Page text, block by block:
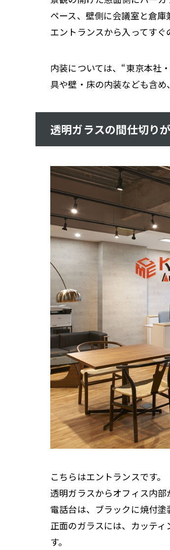
ペース、壁側に会議室と倉庫
エントランスから入ってすぐ
内装については、“東京本社
具や壁・床の内装なども含め
透明ガラスの間仕切り
こちらはエントランスです。
透明ガラスからオフィス内部
電話台は、ブラックに焼付塗
正面のガラスには、カッテ
す。